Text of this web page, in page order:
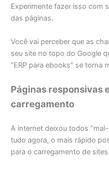
Experimente fazer isso com
das páginas.
Você vai perceber que as
seu site no topo do Google
“ERP para ebooks” se torna
Páginas responsivas
carregamento
A internet deixou todos
tudo agora, o mais rápido
para o carregamento de sites.